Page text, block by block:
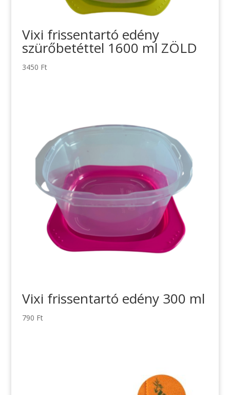
Vixi frissentartó edény
szürőbetéttel 1600 ml ZÖLD
3450 Ft
Vixi frissentartó edény 300 ml
790 Ft